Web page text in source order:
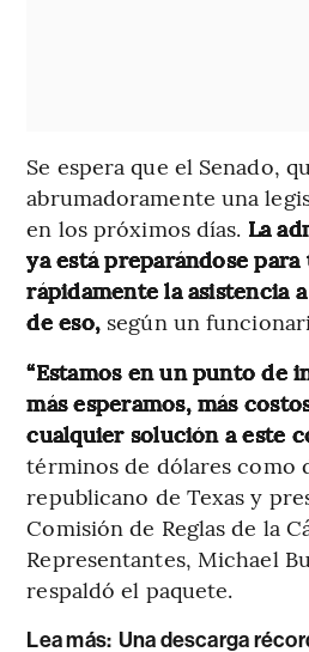
Se espera que el Senado,
abrumadoramente una
en los próximos días. La
ya está preparándose para
rápidamente la asistencia
de eso, según un
“Estamos en un punto de
más esperamos, más
cualquier solución a este
términos de dólares como
republicano de Texas y
Comisión de Reglas de la
Representantes, Michael
respaldó el paquete.
Lea más: Una descarga